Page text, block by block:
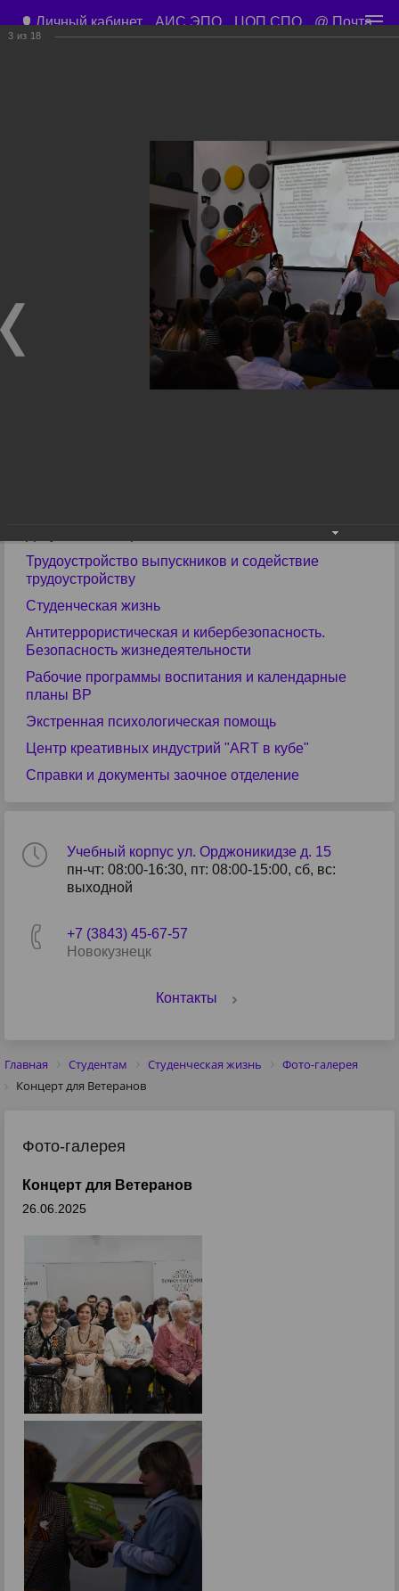
Личный кабинет АИС ЭПО ЦОП СПО @ Почта
Приемная директора
+7 (3843) 45-67-57
Учебный корпус ул. Орджоникидзе д. 15
Расписание занятий
Трудоустройство выпускников и содействие
трудоустройству
Студенческая жизнь
Антитеррористическая и кибербезопасность.
Безопасность жизнедеятельности
Рабочие программы воспитания и календарные
планы ВР
Экстренная психологическая помощь
Центр креативных индустрий "ART в кубе"
Справки и документы заочное отделение
Учебный корпус ул. Орджоникидзе д. 15
пн-чт: 08:00-16:30, пт: 08:00-15:00, сб, вс:
выходной
+7 (3843) 45-67-57
Новокузнецк
Контакты
Главная Студентам Студенческая жизнь
Фото-галерея
Концерт для Ветеранов
Фото-галерея
Концерт для Ветеранов
26.06.2025
3 из 18